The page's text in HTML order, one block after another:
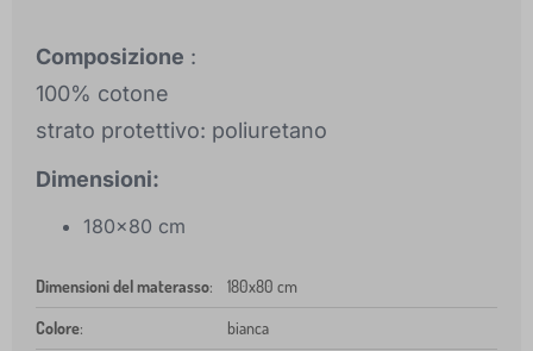
Composizione :
100% cotone
strato protettivo: poliuretano
Dimensioni:
180x80 cm
Dimensioni del materasso: 180x80 cm
Colore: bianca